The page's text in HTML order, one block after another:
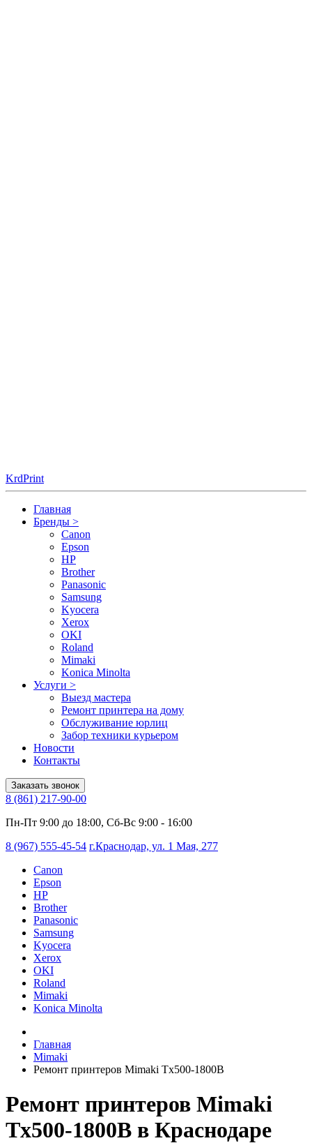
KrdPrint
Главная
Бренды >
Canon
Epson
HP
Brother
Panasonic
Samsung
Kyocera
Xerox
OKI
Roland
Mimaki
Konica Minolta
Услуги >
Выезд мастера
Ремонт принтера на дому
Обслуживание юрлиц
Забор техники курьером
Новости
Контакты
Заказать звонок
8 (861) 217-90-00
Пн-Пт 9:00 до 18:00, Сб-Вс 9:00 - 16:00
8 (967) 555-45-54 г.Краснодар, ул. 1 Мая, 277
Canon
Epson
HP
Brother
Panasonic
Samsung
Kyocera
Xerox
OKI
Roland
Mimaki
Konica Minolta
Главная
Mimaki
Ремонт принтеров Mimaki Tx500-1800B
Ремонт принтеров Mimaki
Tx500-1800B в Краснодаре